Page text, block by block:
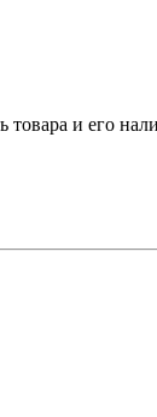
и его